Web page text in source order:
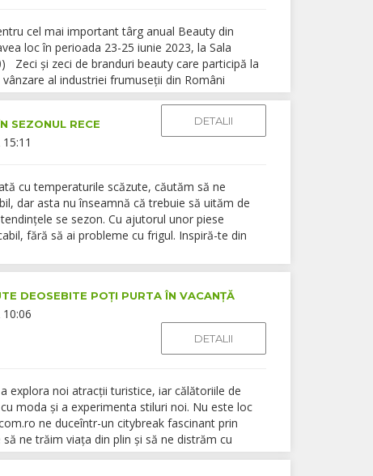
cel mai important târg anual Beauty din
loc în perioada 23-25 iunie 2023, la Sala
Zeci și zeci de branduri beauty care participă la
al industriei frumuseții din Români
SEZONUL RECE
DETALII
cu temperaturile scăzute, căutăm să ne
dar asta nu înseamnă că trebuie să uităm de
se sezon. Cu ajutorul unor piese
fără să ai probleme cu frigul. Inspiră-te din
DEOSEBITE POȚI PURTA ÎN VACANȚĂ
DETALII
explora noi atracții turistice, iar călătoriile de
moda și a experimenta stiluri noi. Nu este loc
ne duceîntr-un citybreak fascinant prin
ne trăim viața din plin și să ne distrăm cu